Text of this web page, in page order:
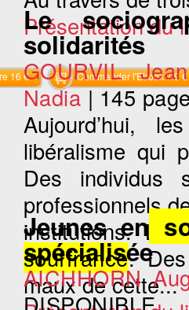
Présentation du
16 € Commander l'Ebook 7.9 €
Le
solidarités
GOURVIL
Nadia |145
Aujourd’hui,
libéralisme qui
Des individus
professionnels
institutions.
souffrance.
maux de cette...
Jeunes en
spécialisée
AICHHORN